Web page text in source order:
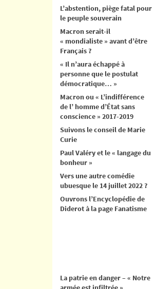
L’abstention, piège fatal pour
le peuple souverain
Macron serait-il
« mondialiste » avant d’être
Français ?
« Il n’aura échappé à
personne que le postulat
démocratique… »
Macron ou « L’indifférence
de l’ homme d’État sans
conscience » 2017-2019
Suivons le conseil de Marie
Curie
Paul Valéry et le « langage du
bonheur »
Vers une autre comédie
ubuesque le 14 juillet 2022 ?
Ouvrons l’Encyclopédie de
Diderot à la page Fanatisme
La patrie en danger – « Notre